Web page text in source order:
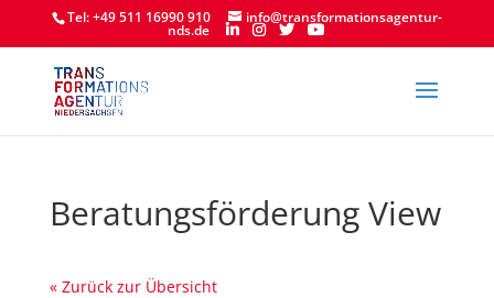
Tel: +49 511 16990 910 info@transformationsagentur-
nds.de
Beratungsförderung View
« Zurück zur Übersicht